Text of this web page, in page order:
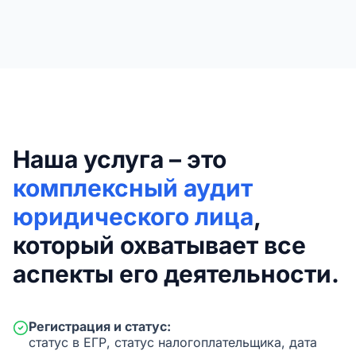
Наша услуга – это
комплексный аудит
юридического лица,
который охватывает все
аспекты его деятельности.
Регистрация и статус:
статус в ЕГР, статус налогоплательщика, дата